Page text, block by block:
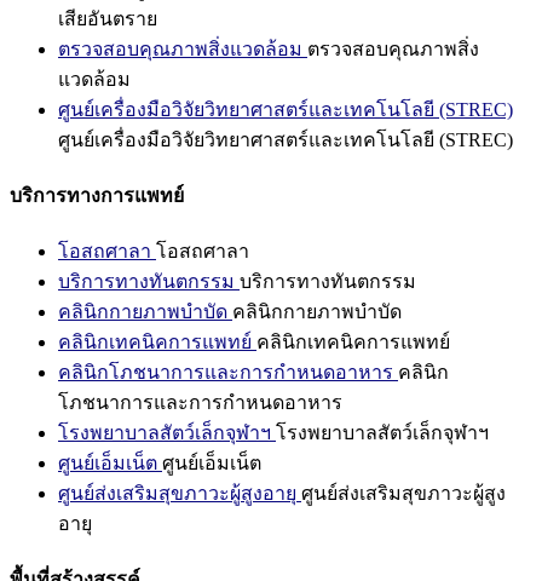
เสียอันตราย
ตรวจสอบคุณภาพสิ่งแวดล้อม ตรวจสอบคุณภาพสิ่ง
แวดล้อม
ศูนย์เครื่องมือวิจัยวิทยาศาสตร์และเทคโนโลยี (STREC)
ศูนย์เครื่องมือวิจัยวิทยาศาสตร์และเทคโนโลยี (STREC)
บริการทางการแพทย์
โอสถศาลา โอสถศาลา
บริการทางทันตกรรม บริการทางทันตกรรม
คลินิกกายภาพบำบัด คลินิกกายภาพบำบัด
คลินิกเทคนิคการแพทย์ คลินิกเทคนิคการแพทย์
คลินิกโภชนาการและการกำหนดอาหาร คลินิก
โภชนาการและการกำหนดอาหาร
โรงพยาบาลสัตว์เล็กจุฬาฯ โรงพยาบาลสัตว์เล็กจุฬาฯ
ศูนย์เอ็มเน็ต ศูนย์เอ็มเน็ต
ศูนย์ส่งเสริมสุขภาวะผู้สูงอายุ ศูนย์ส่งเสริมสุขภาวะผู้สูง
อายุ